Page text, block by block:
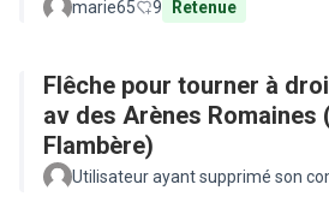
marie65 9 Retenue
Flêche pour tourner à
av des Arènes Romaines
Flambère)
Utilisateur ayant supprimé son